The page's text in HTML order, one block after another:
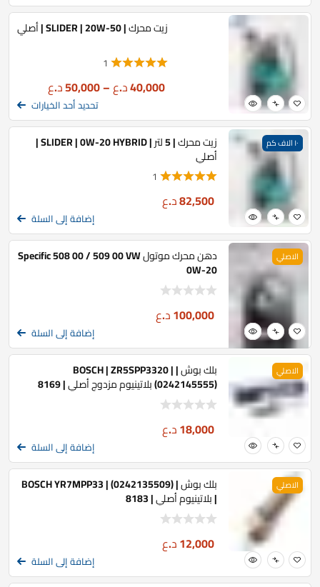
زيت محرك | SLIDER | 20W-50 | أصلي
1
40,000د.ع–
50,000د.ع
تحديد أحد الخيارات
ضمان١٠ الاف كم زيت محرك | 5 لتر | SLIDER | 0W-20 HYBRID |
أصلي
1
82,500د.ع
إضافة إلى السلة
الاصلي دهن محرك موتول Specific 508 00 / 509 00 VW
0W-20
100,000د.ع
إضافة إلى السلة
الاصلي بلك بوش | BOSCH | ZR5SPP3320 |
(0242145555) بلاتينيوم مزدوج أصلي | 8169
18,000د.ع
إضافة إلى السلة
الاصلي بلك بوش | BOSCH YR7MPP33 | (0242135509)
| بلاتينيوم أصلي | 8183
12,000د.ع
إضافة إلى السلة